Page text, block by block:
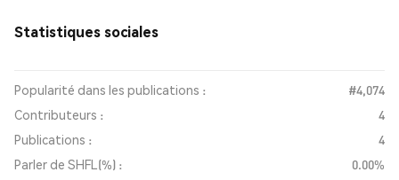
Statistiques sociales
Popularité dans les publications :
#4,074
Contributeurs :
4
Publications :
4
Parler de SHFL(%) :
0.00%